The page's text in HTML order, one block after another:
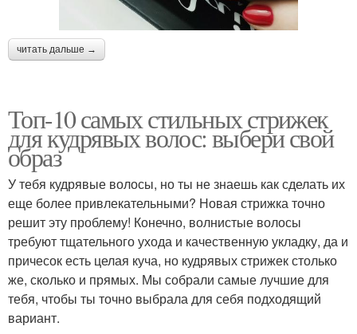
читать дальше →
Топ-10 самых стильных стрижек
для кудрявых волос: выбери свой
образ
У тебя кудрявые волосы, но ты не знаешь как сделать их
еще более привлекательными? Новая стрижка точно
решит эту проблему! Конечно, волнистые волосы
требуют тщательного ухода и качественную укладку, да и
причесок есть целая куча, но кудрявых стрижек столько
же, сколько и прямых. Мы собрали самые лучшие для
тебя, чтобы ты точно выбрала для себя подходящий
вариант.